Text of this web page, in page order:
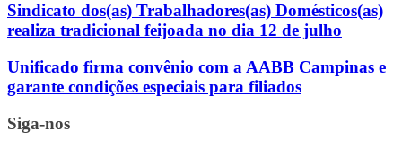
Sindicato dos(as) Trabalhadores(as) Domésticos(as)
realiza tradicional feijoada no dia 12 de julho
Unificado firma convênio com a AABB Campinas e
garante condições especiais para filiados
Siga-nos